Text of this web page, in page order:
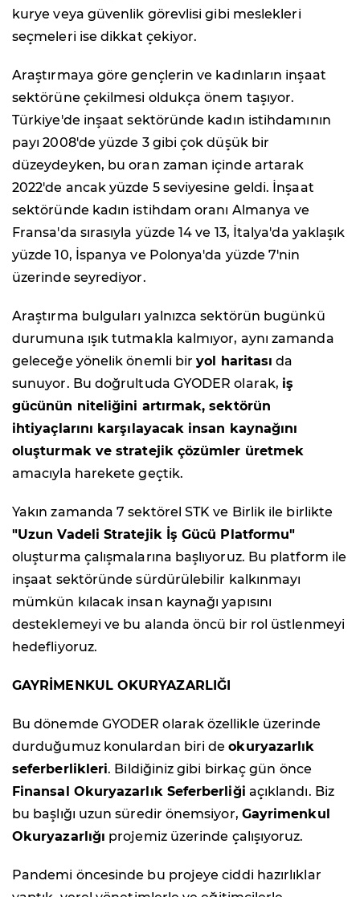
kurye veya güvenlik görevlisi gibi meslekleri
seçmeleri ise dikkat çekiyor.
Araştırmaya göre gençlerin ve kadınların inşaat
sektörüne çekilmesi oldukça önem taşıyor.
Türkiye'de inşaat sektöründe kadın istihdamının
payı 2008'de yüzde 3 gibi çok düşük bir
düzeydeyken, bu oran zaman içinde artarak
2022'de ancak yüzde 5 seviyesine geldi. İnşaat
sektöründe kadın istihdam oranı Almanya ve
Fransa'da sırasıyla yüzde 14 ve 13, İtalya'da yaklaşık
yüzde 10, İspanya ve Polonya'da yüzde 7'nin
üzerinde seyrediyor.
Araştırma bulguları yalnızca sektörün bugünkü
durumuna ışık tutmakla kalmıyor, aynı zamanda
geleceğe yönelik önemli biryol haritası da
sunuyor. Bu doğrultuda GYODER olarak, iş
gücünün niteliğini artırmak, sektörün
ihtiyaçlarını karşılayacak insan kaynağını
oluşturmak ve stratejik çözümler üretmek
amacıyla harekete geçtik.
Yakın zamanda 7 sektörel STK ve Birlik ile birlikte
"Uzun Vadeli Stratejik İş Gücü Platformu"
oluşturma çalışmalarına başlıyoruz. Bu platform ile
inşaat sektöründe sürdürülebilir kalkınmayı
mümkün kılacak insan kaynağı yapısını
desteklemeyi ve bu alanda öncü bir rol üstlenmeyi
hedefliyoruz.
GAYRİMENKUL OKURYAZARLIĞI
Bu dönemde GYODER olarak özellikle üzerinde
durduğumuz konulardan biri deokuryazarlık
seferberlikleri. Bildiğiniz gibi birkaç gün önce
Finansal Okuryazarlık Seferberliği açıklandı. Biz
bu başlığı uzun süredir önemsiyor, Gayrimenkul
Okuryazarlığı projemiz üzerinde çalışıyoruz.
Pandemi öncesinde bu projeye ciddi hazırlıklar